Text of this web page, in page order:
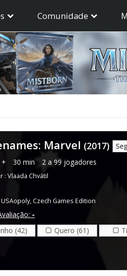
Comunidade
Marvel (2017)
30 min 2 a 99 jogadores
: Vlaada Chvátil
USAopoly,Czech Games Edition
-
(42)
Quero (61)